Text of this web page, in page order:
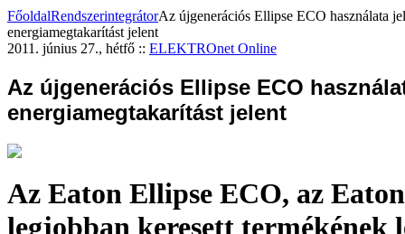
FőoldalRendszerintegrátorAz újgenerációs Ellipse ECO használata
energiamegtakarítást jelent
2011. június 27., hétfő :: ELEKTROnet Online
Az újgenerációs Ellipse ECO
energiamegtakarítást jelent
Az Eaton Ellipse ECO, az Eaton
legjobban keresett termékének